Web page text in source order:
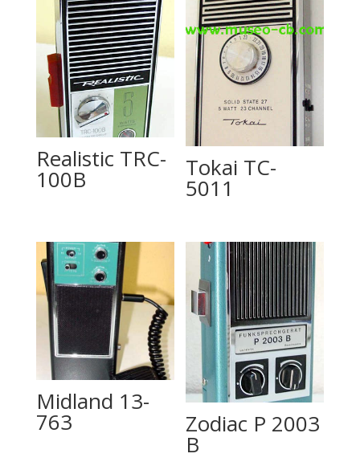
Realistic TRC-
100B Tokai TC-
5011
Midland 13-
763 Zodiac P 2003
B